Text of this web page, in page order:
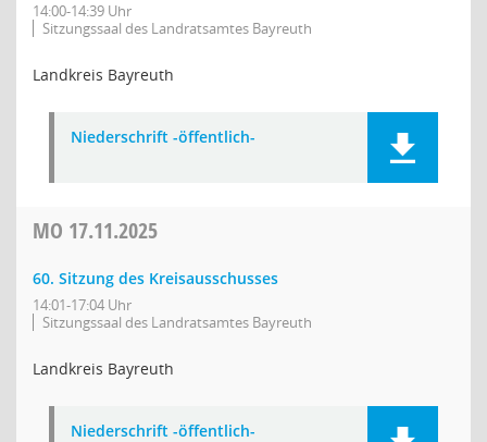
14:00-14:39 Uhr
Sitzungssaal des Landratsamtes Bayreuth
Landkreis Bayreuth
Niederschrift -öffentlich-
MO 17.11.2025
60. Sitzung des Kreisausschusses
14:01-17:04 Uhr
Sitzungssaal des Landratsamtes Bayreuth
Landkreis Bayreuth
Niederschrift -öffentlich-